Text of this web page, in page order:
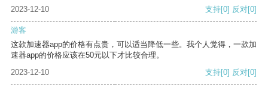
2023-12-10
支持[0] 反对[0]
游客
这款加速器app的价格有点贵，可以适当降低一些。我个人觉得，一款加
速器app的价格应该在50元以下才比较合理。
2023-12-10
支持[0] 反对[0]